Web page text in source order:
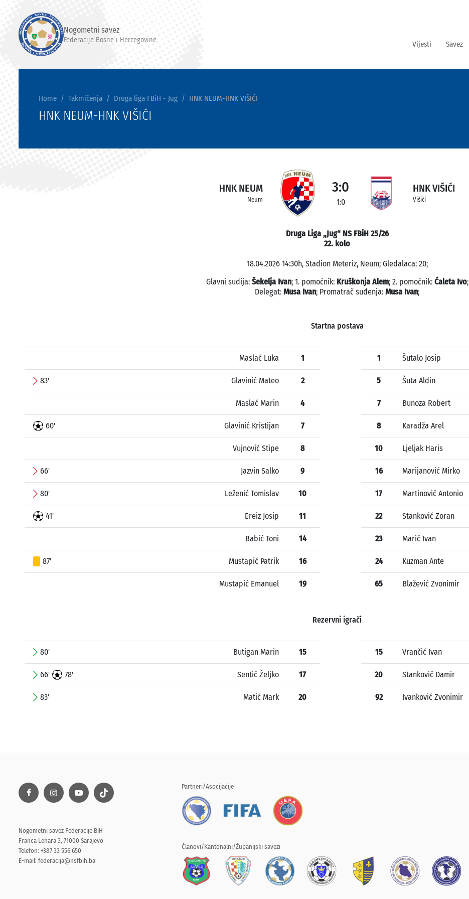
Nogometni savez
Federacije Bosne i Hercegovine Vijesti Savez
Home Takmičenja Druga liga FBiH - Jug HNK NEUM-HNK VIŠIĆI
HNK NEUM-HNK VIŠIĆI
HNK NEUM
Neum
3:0
1:0
HNK VIŠIĆI
Višići
Druga Liga „Jug“ NS FBiH 25/26
22. kolo
18.04.2026 14:30h, Stadion Meteriz, Neum; Gledalaca: 20;
Glavni sudija: Šekelja Ivan; 1. pomoćnik: Kruškonja Alem; 2. pomoćnik: Ćaleta Ivo;
Delegat: Musa Ivan; Promatrač suđenja: Musa Ivan;
Startna postava
Maslać Luka 1
83' Glavinić Mateo 2
Maslać Marin 4
60' Glavinić Kristijan 7
Vujnović Stipe 8
66' Jazvin Salko 9
80' Leženić Tomislav 10
41' Ereiz Josip 11
Babić Toni 14
87' Mustapić Patrik 16
Mustapić Emanuel 19
1 Šutalo Josip
5 Šuta Aldin
7 Bunoza Robert
8 Karadža Arel
10 Ljeljak Haris
16 Marijanović Mirko
17 Martinović Antonio
22 Stanković Zoran
23 Marić Ivan
24 Kuzman Ante
65 Blažević Zvonimir
Rezervni igrači
80' Butigan Marin 15
66' 78' Sentić Željko 17
83' Matić Mark 20
15 Vrančić Ivan
20 Stanković Damir
92 Ivanković Zvonimir
Nogometni savez Federacije BiH
Franca Lehara 3, 71000 Sarajevo
Telefon: +387 33 556 650
E-mail: federacija@nsfbih.ba
Partneri/Asocijacije
Članovi/Kantonalni/Županijski savezi